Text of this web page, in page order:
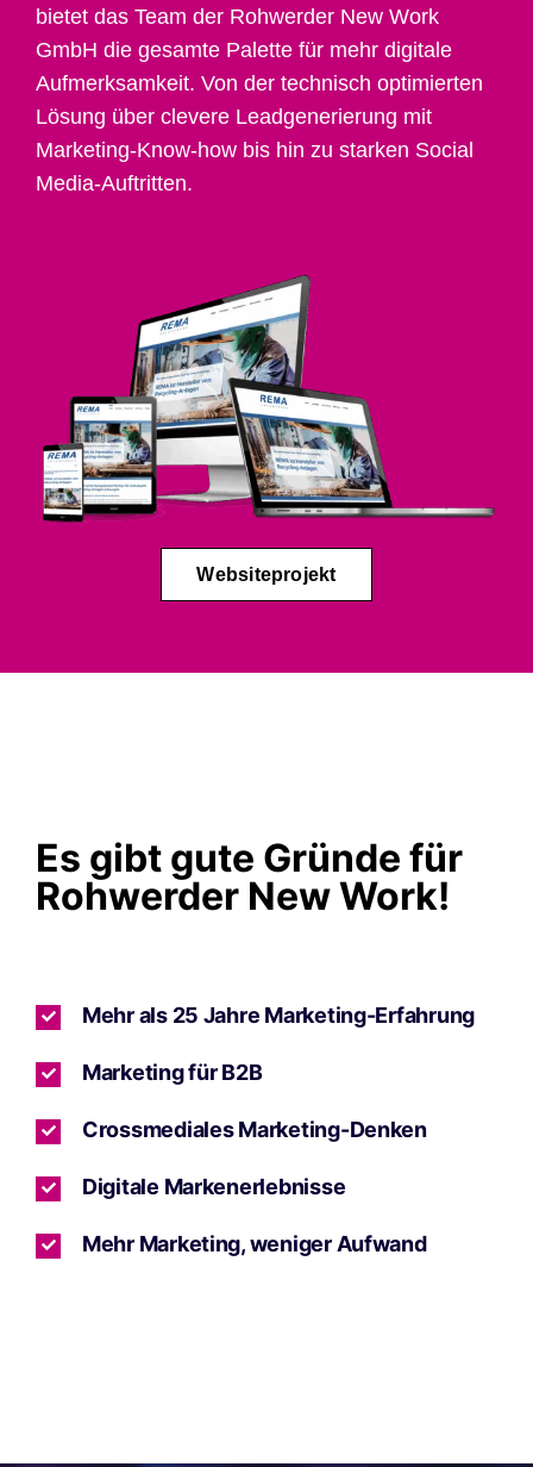
bietet das Team der Rohwerder New Work
GmbH die gesamte Palette für mehr digitale
Aufmerksamkeit. Von der technisch optimierten
Lösung über clevere Leadgenerierung mit
Marketing-Know-how bis hin zu starken Social
Media-Auftritten.
Websiteprojekt
Es gibt gute Gründe für
Rohwerder New Work!
Mehr als 25 Jahre Marketing-Erfahrung
Marketing für B2B
Crossmediales Marketing-Denken
Digitale Markenerlebnisse
Mehr Marketing, weniger Aufwand